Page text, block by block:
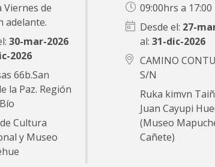
Viernes de
adelante.
30-mar-2026
2026
66b.San
la Paz. Región
Cultura
y Museo
09:00hrs a
27-
31-dic-2026
CAMINO
S/N
Ruka kimvn
Juan Cayupi
(Museo
Cañete)